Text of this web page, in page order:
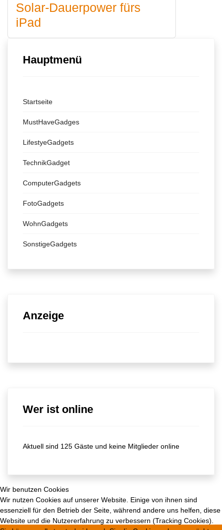
Solar-Dauerpower fürs
iPad
Hauptmenü
Startseite
MustHaveGadges
LifestyeGadgets
TechnikGadget
ComputerGadgets
FotoGadgets
WohnGadgets
SonstigeGadgets
Anzeige
Wer ist online
Aktuell sind 125 Gäste und keine Mitglieder online
Wir benutzen Cookies
Wir nutzen Cookies auf unserer Website. Einige von ihnen sind
essenziell für den Betrieb der Seite, während andere uns helfen, diese
Website und die Nutzererfahrung zu verbessern (Tracking Cookies).